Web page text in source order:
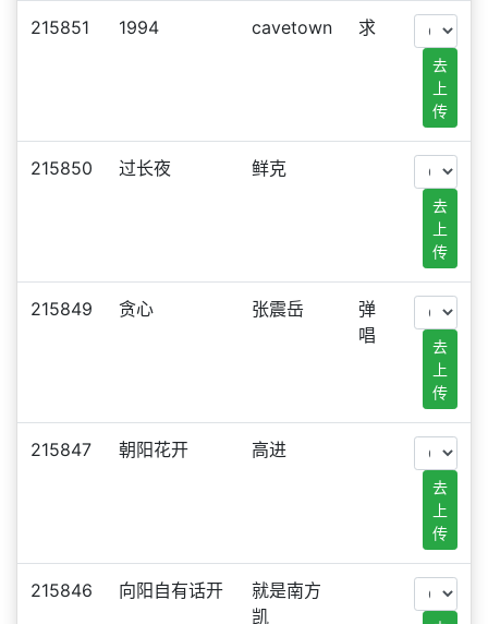
215851 1994 cavetown 求
去
上
传
215850 过长夜 鲜克
去
上
传
215849 贪心 张震岳
弹
唱
去
上
传
215847 朝阳花开 高进
去
上
传
215846 向阳自有话开
就是南方
凯